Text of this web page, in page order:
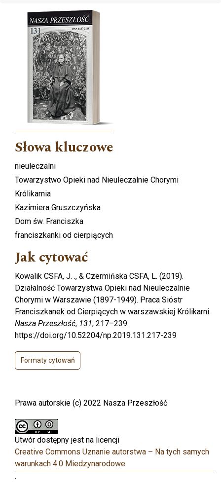
Cover image
Słowa kluczowe
nieuleczalni
Towarzystwo Opieki nad Nieuleczalnie Chorymi
Królikarnia
Kazimiera Gruszczyńska
Dom św. Franciszka
franciszkanki od cierpiących
Jak cytować
Kowalik CSFA, J. ., & Czermińska CSFA, L. (2019).
Działalność Towarzystwa Opieki nad Nieuleczalnie
Chorymi w Warszawie (1897-1949). Praca Sióstr
Franciszkanek od Cierpiących w warszawskiej Królikarni.
Nasza Przeszłość, 131, 217–239.
https://doi.org/10.52204/np.2019.131.217-239
Formaty cytowań
Prawa autorskie (c) 2022 Nasza Przeszłość
Utwór dostępny jest na licencji
Creative Commons Uznanie autorstwa – Na tych samych
warunkach 4.0 Miedzynarodowe
.